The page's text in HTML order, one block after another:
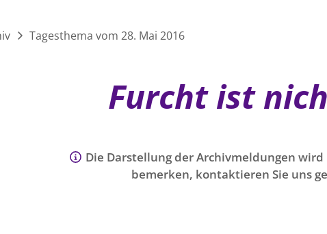
Tagesthema vom 28. Mai 2016
Furcht ist
Die Darstellung der Archivmeldungen
bemerken, kontaktieren Sie uns